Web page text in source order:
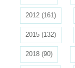
2012 (161)
2015 (132)
2018 (90)